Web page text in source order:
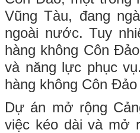
Vũng Tàu, đang
ngoài nước. Tuy
hàng không Côn
và năng lực phục
hàng không Côn
Dự án mở rộng
việc kéo dài và mở